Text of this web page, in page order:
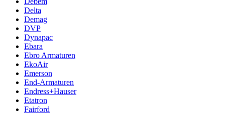
Delta
Demag
DVP
Dynapac
Ebara
Ebro Armaturen
EkoAir
Emerson
End-Armaturen
Endress+Hauser
Etatron
Fairford